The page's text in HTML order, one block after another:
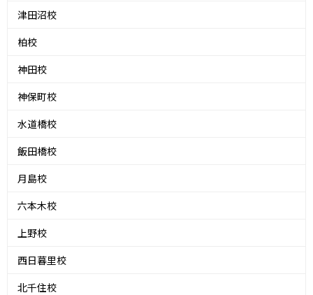
津田沼校
柏校
神田校
神保町校
水道橋校
飯田橋校
月島校
六本木校
上野校
西日暮里校
北千住校